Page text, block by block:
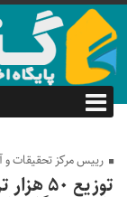
رییس مرکز تحقیقات